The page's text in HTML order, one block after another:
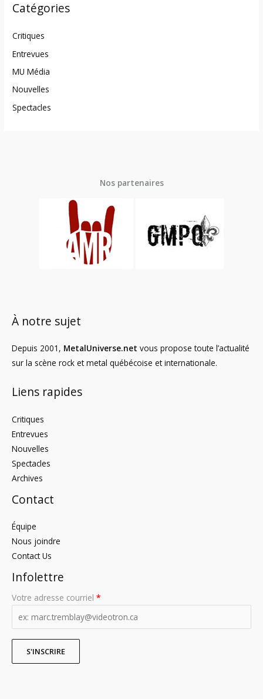
Catégories
Critiques
Entrevues
MU Média
Nouvelles
Spectacles
Nos partenaires
À notre sujet
Depuis 2001, MetalUniverse.net vous propose toute l’actualité
sur la scène rock et metal québécoise et internationale.
Liens rapides
Critiques
Entrevues
Nouvelles
Spectacles
Archives
Contact
Équipe
Nous joindre
Contact Us
Infolettre
Votre adresse courriel *